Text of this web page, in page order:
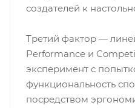
создателей к
Третий фактор —
Performance и
эксперимент с
функциональность
посредством